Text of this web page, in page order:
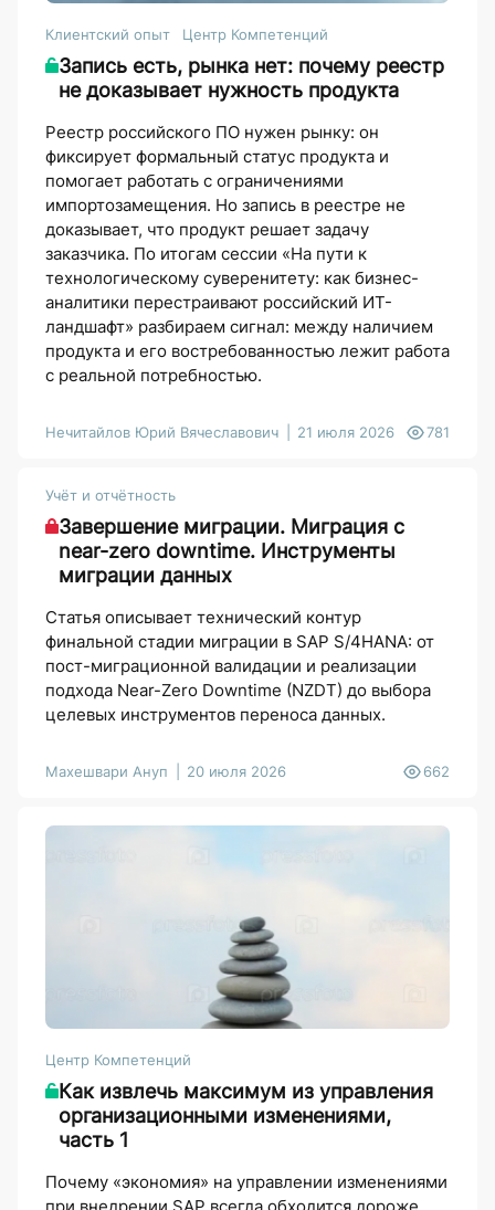
Клиентский опыт Центр Компетенций
Запись есть, рынка нет: почему реестр
не доказывает нужность продукта
Реестр российского ПО нужен рынку: он
фиксирует формальный статус продукта и
помогает работать с ограничениями
импортозамещения. Но запись в реестре не
доказывает, что продукт решает задачу
заказчика. По итогам сессии «На пути к
технологическому суверенитету: как бизнес-
аналитики перестраивают российский ИТ-
ландшафт» разбираем сигнал: между наличием
продукта и его востребованностью лежит работа
с реальной потребностью.
Нечитайлов Юрий Вячеславович 21 июля 2026 781
Учёт и отчётность
Завершение миграции. Миграция с
near-zero downtime. Инструменты
миграции данных
Статья описывает технический контур
финальной стадии миграции в SAP S/4HANA: от
пост-миграционной валидации и реализации
подхода Near-Zero Downtime (NZDT) до выбора
целевых инструментов переноса данных.
Махешвари Ануп 20 июля 2026 662
Центр Компетенций
Как извлечь максимум из управления
организационными изменениями,
часть 1
Почему «экономия» на управлении изменениями